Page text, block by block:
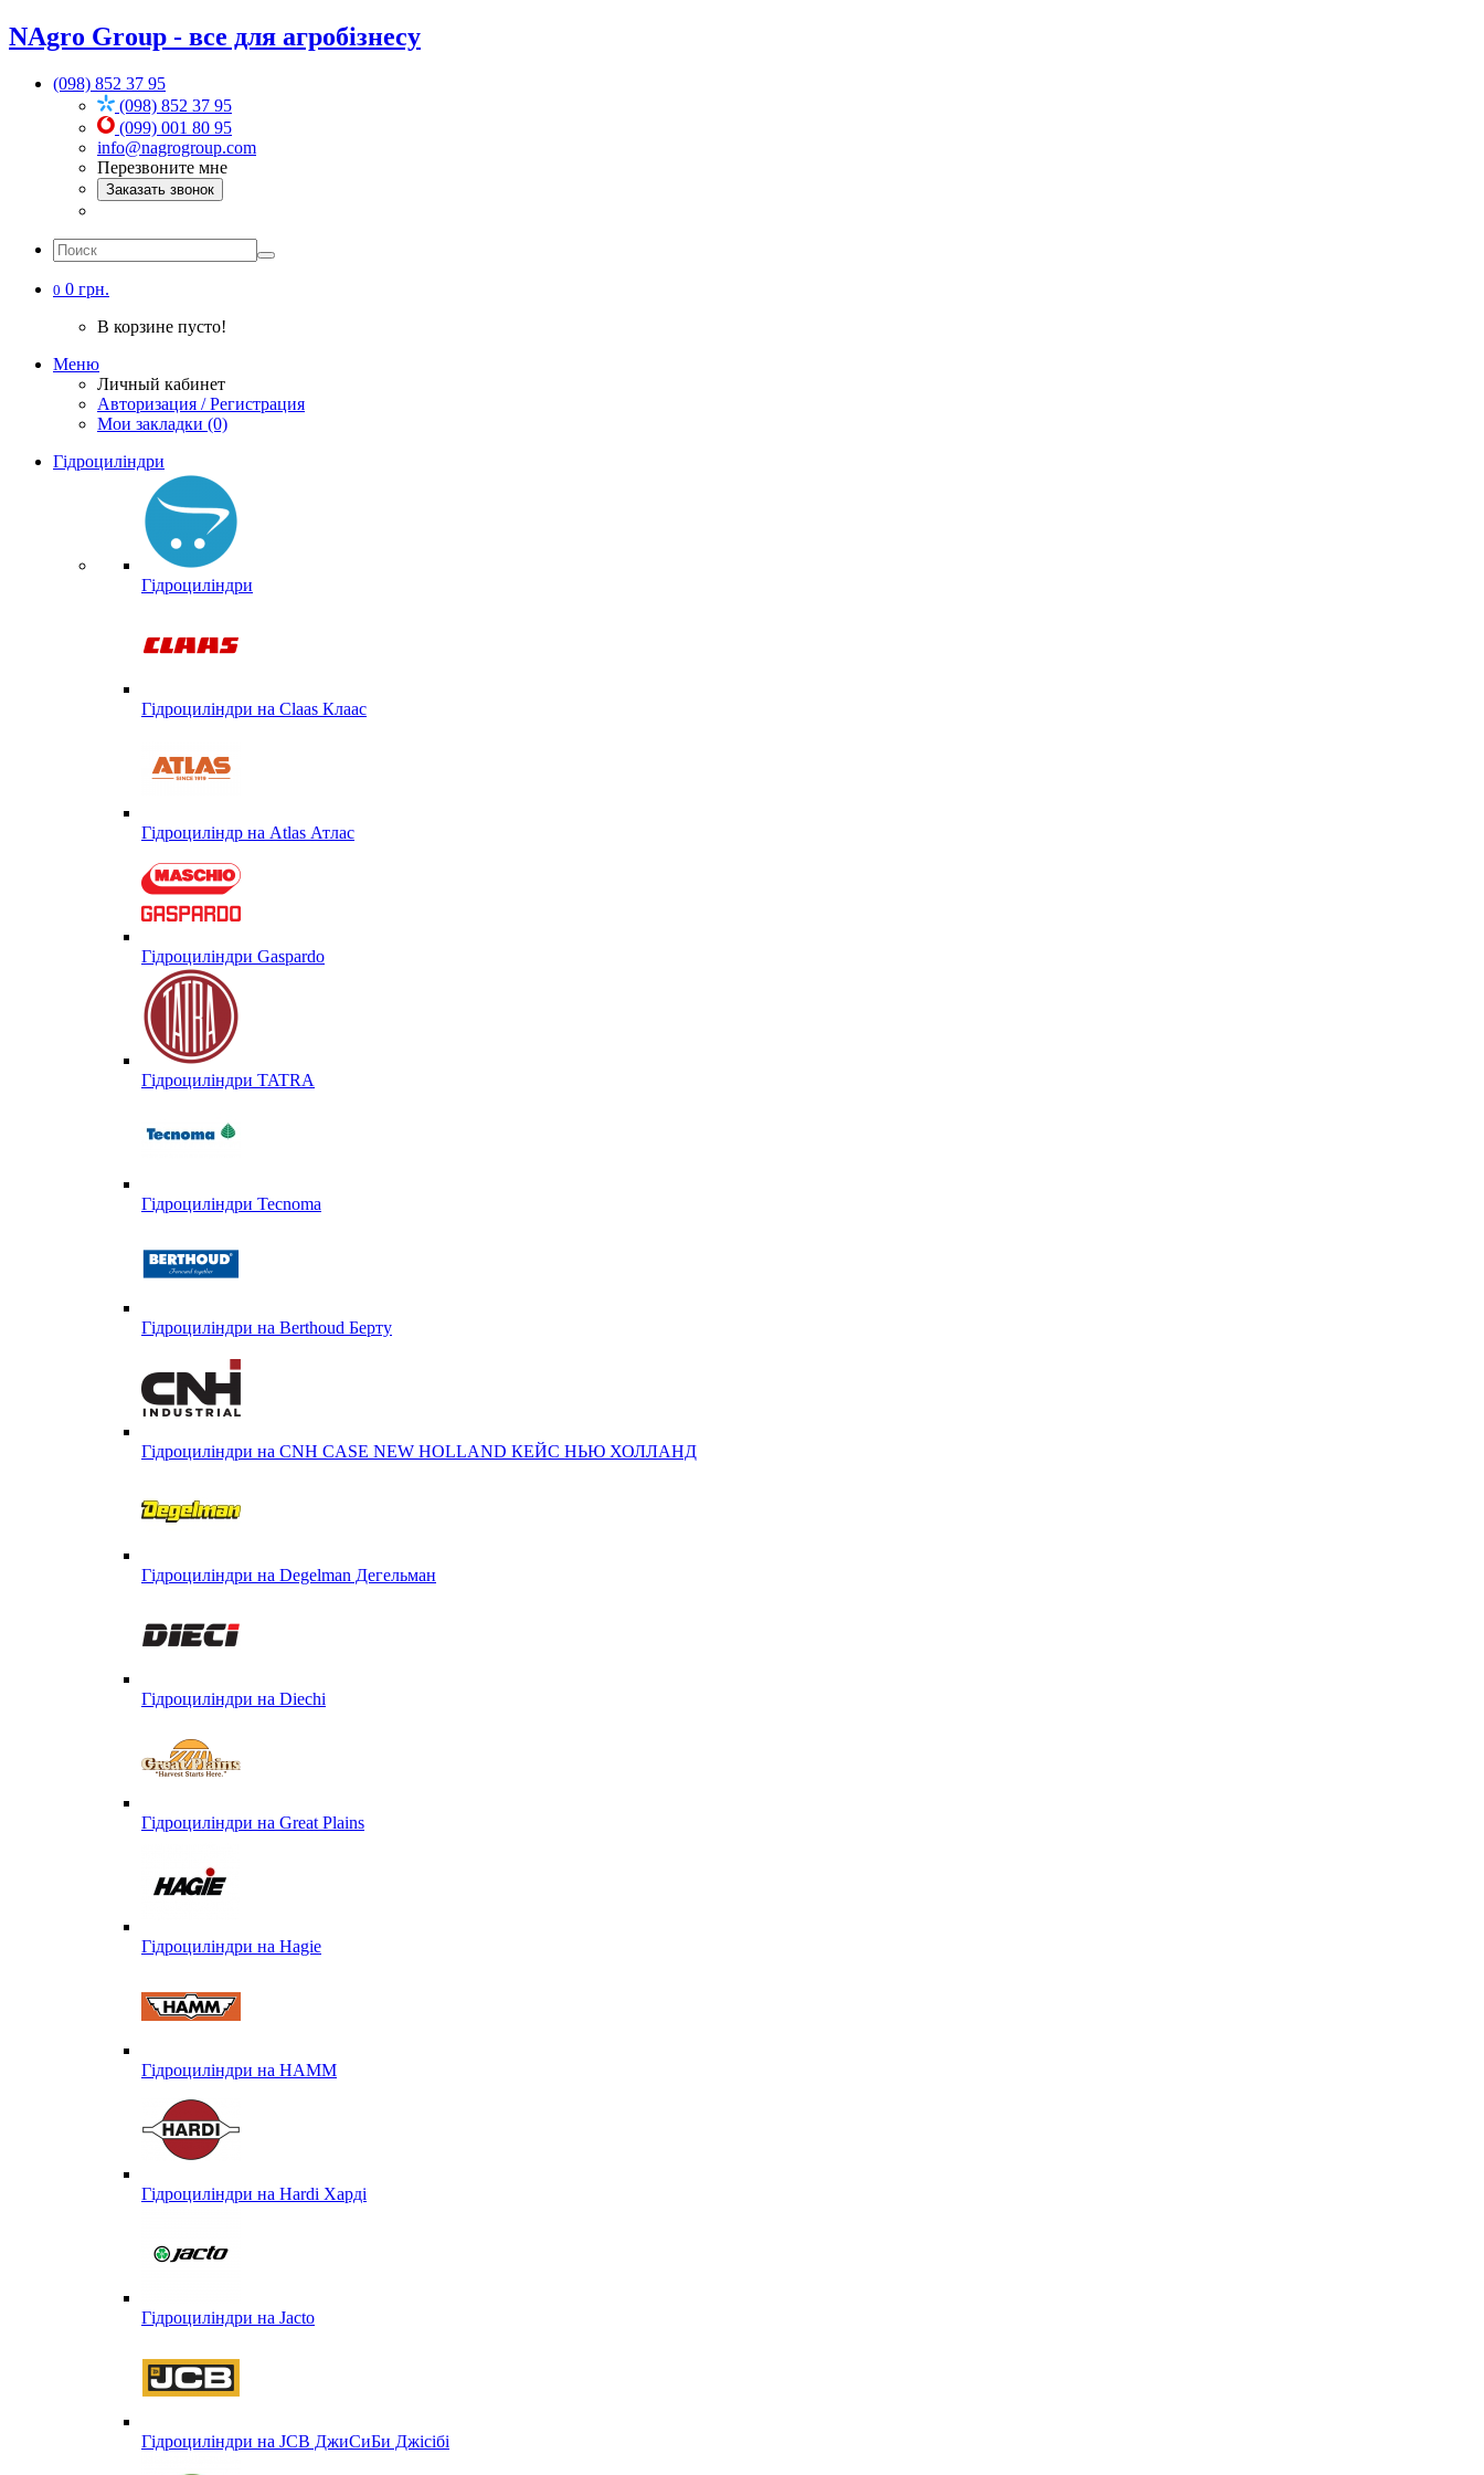
NAgro Group - все для агробізнесу
(098) 852 37 95
(098) 852 37 95
(099) 001 80 95
info@nagrogroup.com
Перезвоните мне
Заказать звонок
0 0 грн.
В корзине пусто!
Меню
Личный кабинет
Авторизация / Регистрация
Мои закладки (0)
Гідроциліндри
Гідроциліндри
Гідроциліндри на Claas Клаас
Гідроциліндр на Atlas Атлас
Гідроциліндри Gaspardo
Гідроциліндри TATRA
Гідроциліндри Tecnoma
Гідроциліндри на Berthoud Берту
Гідроциліндри на CNH CASE NEW HOLLAND КЕЙС НЬЮ ХОЛЛАНД
Гідроциліндри на Degelman Дегельман
Гідроциліндри на Diechi
Гідроциліндри на Great Plains
Гідроциліндри на Hagie
Гідроциліндри на HAMM
Гідроциліндри на Hardi Харді
Гідроциліндри на Jacto
Гідроциліндри на JCB ДжиСиБи Джісібі